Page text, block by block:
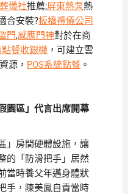
儀社推薦;屏東熱泵熱
合安裝?板橋禮儀公司
門,感應門神對於在商
餐收銀機，可建立雲
源， POS系統點餐。
園區」代言出席開幕
」房間硬體設施，讓
的「防滑把手」居然
當時養父年邁身體狀
手，陳美鳳自責當時